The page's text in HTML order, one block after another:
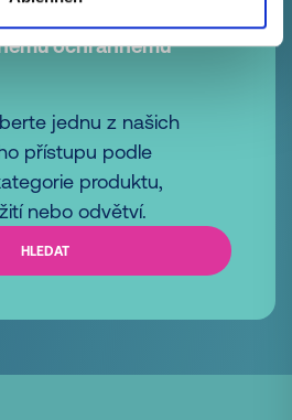
ochrannému
jednu z našich
přístupu podle
produktu,
nebo odvětví.
HLEDAT